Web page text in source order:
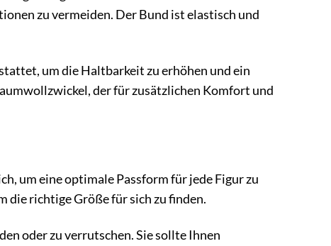
zu vermeiden. Der Bund ist elastisch und
um die Haltbarkeit zu erhöhen und ein
der für zusätzlichen Komfort und
um eine optimale Passform für jede Figur zu
die richtige Größe für sich zu finden.
oder zu verrutschen. Sie sollte Ihnen